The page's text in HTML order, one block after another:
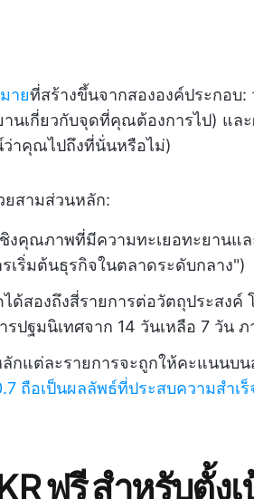
ายที่สร้างขึ้นจากสององค์ประกอบ:
นเกี่ยวกับจุดที่คุณต้องการไป) แล
ว่าคุณไปถึงที่นั่นหรือไม่)
ยสามส่วนหลัก:
ชิงคุณภาพที่มีความทะเยอทะยานแ
เริ่มต้นธุรกิจในตลาดระดับกลาง")
ด้สองถึงสี่รายการต่อวัตถุประสงค์
รปฐมนิเทศจาก 14 วันเหลือ 7 วัน
กแต่ละรายการจะถูกให้คะแนนบน
ถือเป็นผลลัพธ์ที่ประสบความสำเร็
ฟรี สำหรับตั้ง